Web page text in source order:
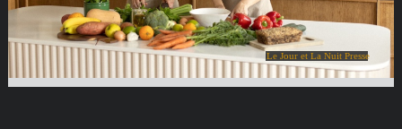
Le Jour et La Nuit Presse